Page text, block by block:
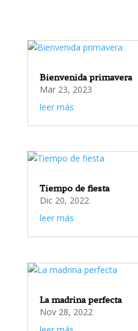
Bienvenida primavera
Mar 23, 2023
leer más
Tiempo de fiesta
Dic 20, 2022
leer más
La madrina perfecta
Nov 28, 2022